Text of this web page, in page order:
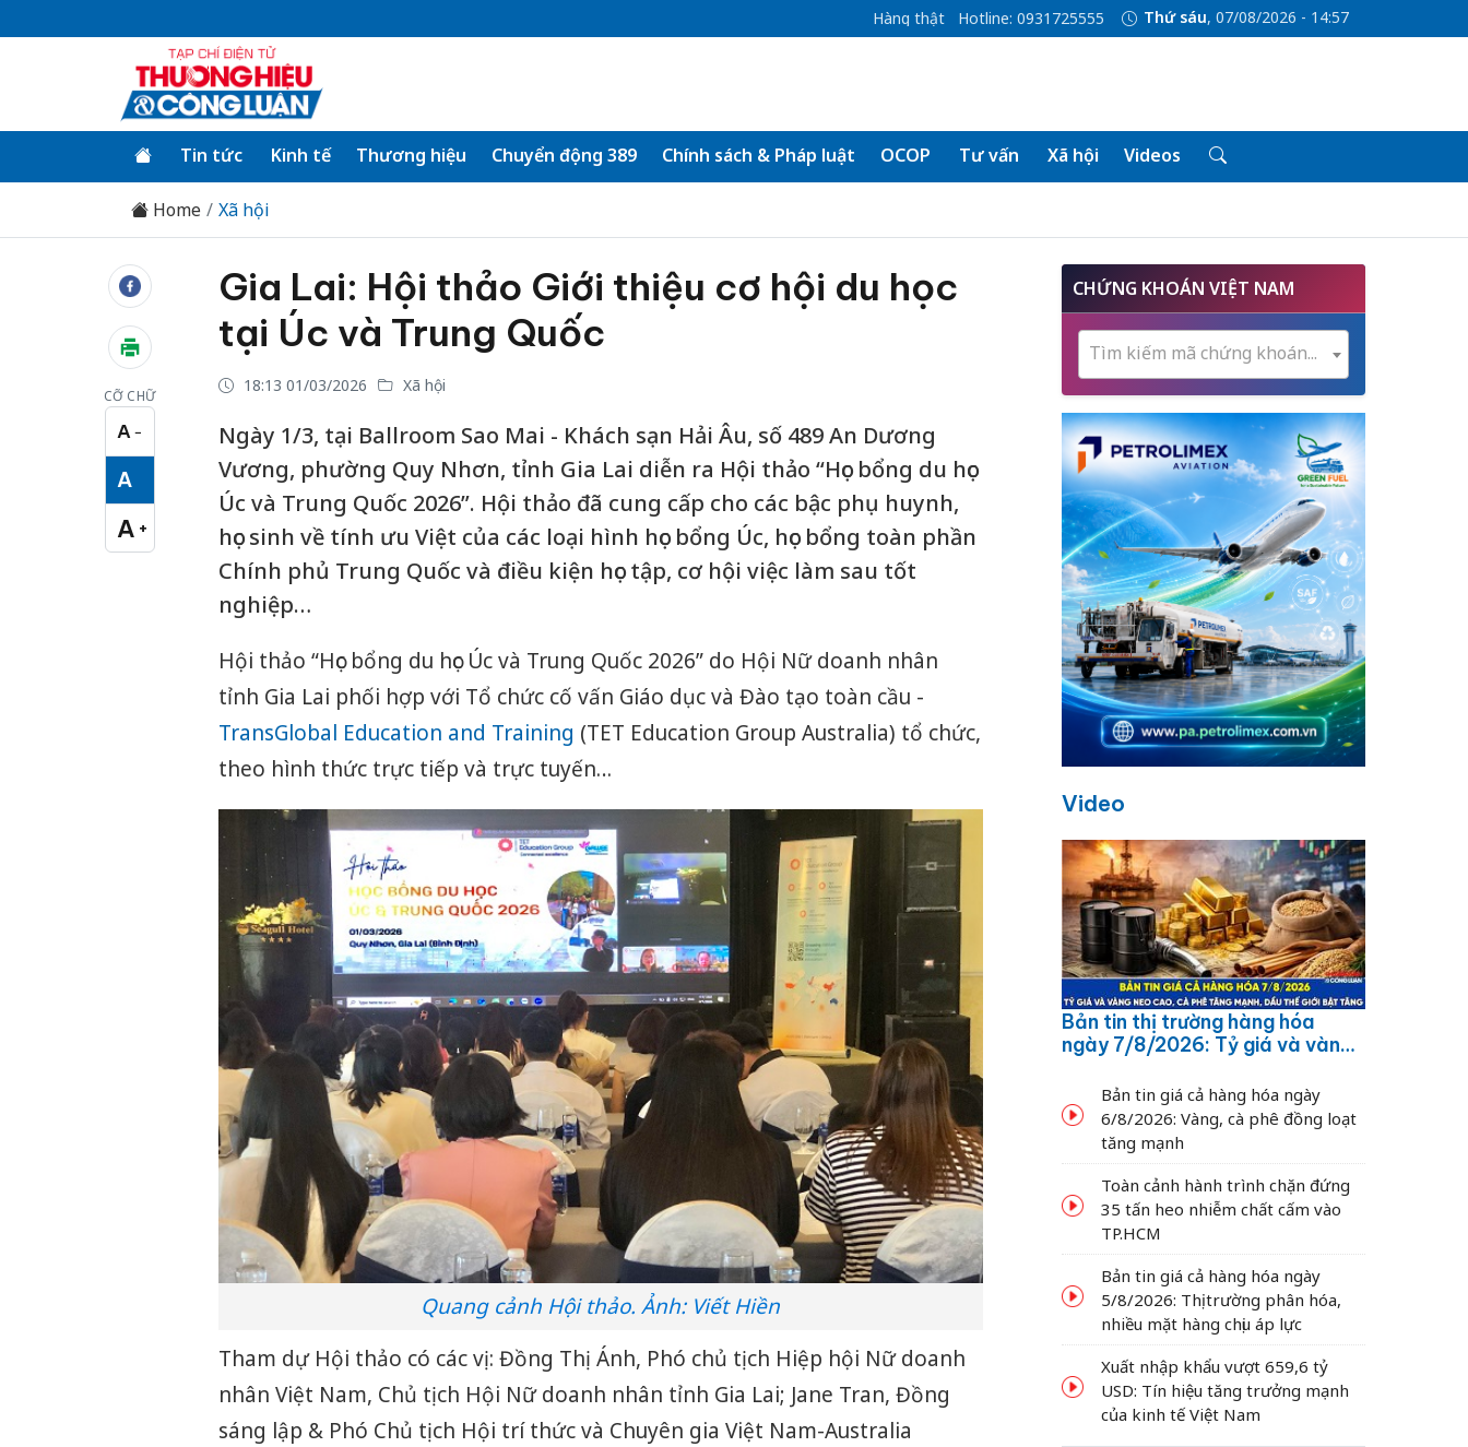
Hàng thật Hotline: 0931725555 Thứ sáu, 07/08/2026 - 14:57
Tin tức Kinh tế Thương hiệu Chuyển động 389 Chính sách & Pháp luật OCOP Tư vấn Xã hội Videos
Home Xã hội
CỠ CHỮ
A −
Cỡ chữ nhỏ
A
Cỡ chữ vừa
A +
Cỡ chữ lớn
Gia Lai: Hội thảo Giới thiệu cơ hội du học
tại Úc và Trung Quốc
18:13 01/03/2026 Xã hội
Ngày 1/3, tại Ballroom Sao Mai - Khách sạn Hải Âu, số 489 An Dương
Vương, phường Quy Nhơn, tỉnh Gia Lai diễn ra Hội thảo “Học bổng du học
Úc và Trung Quốc 2026”. Hội thảo đã cung cấp cho các bậc phụ huynh,
học sinh về tính ưu Việt của các loại hình học bổng Úc, học bổng toàn phần
Chính phủ Trung Quốc và điều kiện học tập, cơ hội việc làm sau tốt
nghiệp…
Hội thảo “Học bổng du học Úc và Trung Quốc 2026” do Hội Nữ doanh nhân
tỉnh Gia Lai phối hợp với Tổ chức cố vấn Giáo dục và Đào tạo toàn cầu -
TransGlobal Education and Training (TET Education Group Australia) tổ chức,
theo hình thức trực tiếp và trực tuyến…
Quang cảnh Hội thảo. Ảnh: Viết Hiền
Tham dự Hội thảo có các vị: Đồng Thị Ánh, Phó chủ tịch Hiệp hội Nữ doanh
nhân Việt Nam, Chủ tịch Hội Nữ doanh nhân tỉnh Gia Lai; Jane Tran, Đồng
sáng lập & Phó Chủ tịch Hội trí thức và Chuyên gia Việt Nam-Australia
CHỨNG KHOÁN VIỆT NAM
Tìm kiếm mã chứng khoán...
Video
Bản tin thị trường hàng hóa
ngày 7/8/2026: Tỷ giá và vàng
dầu thế giới bật tăng
Bản tin giá cả hàng hóa ngày
6/8/2026: Vàng, cà phê đồng loạt
tăng mạnh
Toàn cảnh hành trình chặn đứng
35 tấn heo nhiễm chất cấm vào
TP.HCM
Bản tin giá cả hàng hóa ngày
5/8/2026: Thị trường phân hóa,
nhiều mặt hàng chịu áp lực
Xuất nhập khẩu vượt 659,6 tỷ
USD: Tín hiệu tăng trưởng mạnh
của kinh tế Việt Nam